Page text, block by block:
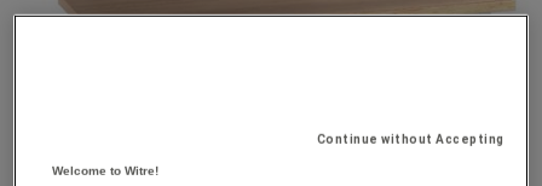
Continue without Accepting
Welcome to Witre!